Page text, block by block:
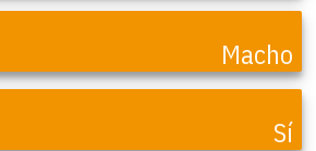
Macho
Sí